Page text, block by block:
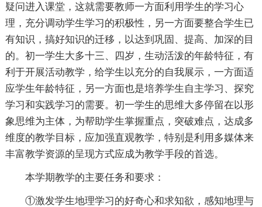
疑问进入课堂，这就需要教师一方面利用学生的学习心
理，充分调动学生学习的积极性，另一方面要整合学生已
有知识，搞好知识的迁移，以达到巩固、提高、加深的目
的。初一学生大多十三、四岁，生动活泼的年龄特征，有
利于开展活动教学，给学生以充分的自我展示，一方面适
应学生年龄特征，另一方面也是培养学生自主学习、探究
学习和实践学习的需要。初一学生的思维大多停留在以形
象思维为主体，为帮助学生掌握重点，突破难点，达成多
维度的教学目标，应加强直观教学，特别是利用多媒体来
丰富教学资源的呈现方式应成为教学手段的首选。
本学期教学的主要任务和要求：
①激发学生地理学习的好奇心和求知欲，感知地理与